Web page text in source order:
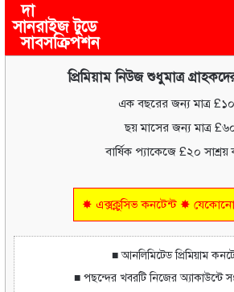
দা
সানরাইজ টুডে
সাবসক্রিপশন
প্রিমিয়াম নিউজ শুধুমাত্র
এক বছরের জন্য মাত্র
ছয় মাসের জন্য মাত্র
বার্ষিক প্যাকেজে £২০
✸ এক্সক্লুসিভ কনটেন্ট ✸
■ আনলিমিটেড প্রিমিয়াম
■ পছন্দের খবরটি নিজের অ্যাকাউন্টে